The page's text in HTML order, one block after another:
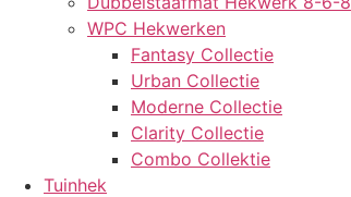
WPC Hekwerken
Fantasy Collectie
Urban Collectie
Moderne Collectie
Clarity Collectie
Combo Collektie
Tuinhek